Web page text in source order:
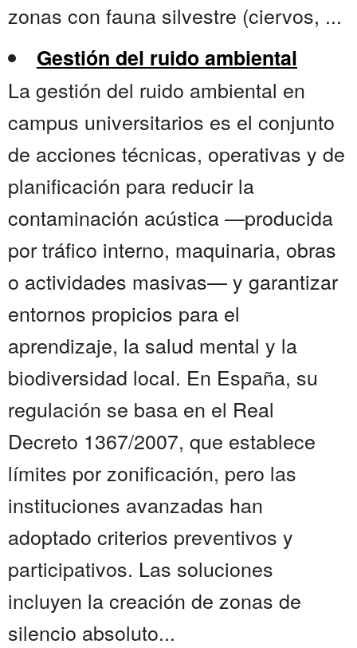
zonas con fauna silvestre (ciervos, ...
Gestión del ruido ambiental
La gestión del ruido ambiental en
campus universitarios es el conjunto
de acciones técnicas, operativas y de
planificación para reducir la
contaminación acústica —producida
por tráfico interno, maquinaria, obras
o actividades masivas— y garantizar
entornos propicios para el
aprendizaje, la salud mental y la
biodiversidad local. En España, su
regulación se basa en el Real
Decreto 1367/2007, que establece
límites por zonificación, pero las
instituciones avanzadas han
adoptado criterios preventivos y
participativos. Las soluciones
incluyen la creación de zonas de
silencio absoluto...